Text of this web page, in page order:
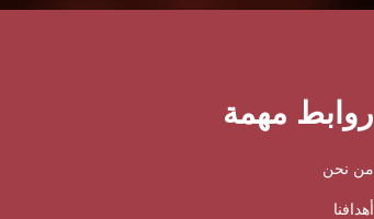
روابط مهمة
من نحن
أهدافنا